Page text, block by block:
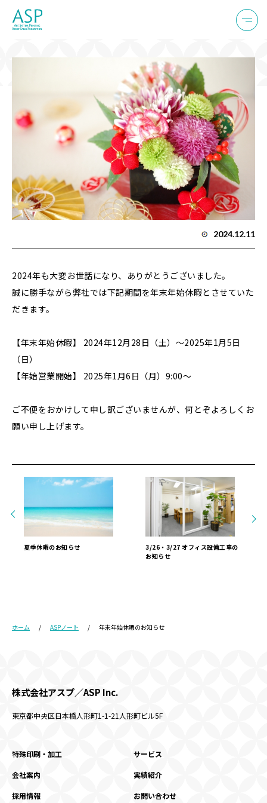
年末年始休暇のお知らせ
2024.12.11
2024年も大変お世話になり、ありがとうございました。
誠に勝手ながら弊社では下記期間を年末年始休暇とさせていた
だきます。
【年末年始休暇】 2024年12月28日（土）～2025年1月5日
（日）
【年始営業開始】 2025年1月6日（月）9:00～
ご不便をおかけして申し訳ございませんが、何とぞよろしくお
願い申し上げます。
夏季休暇のお知らせ
3/26・3/27 オフィス設備工事の
お知らせ
ホーム ASPノート 年末年始休暇のお知らせ
株式会社アスプ／ASP Inc.
東京都中央区日本橋人形町1-1-21 人形町ビル5F
特殊印刷・加工 サービス
会社案内 実績紹介
採用情報 お問い合わせ